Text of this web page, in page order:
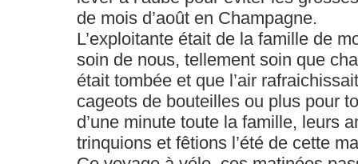
de mois d’août en Champagne.
L’exploitante était de la famille de
soin de nous, tellement soin que
était tombée et que l’air
cageots de bouteilles ou plus pour
d’une minute toute la famille, leurs
trinquions et fêtions l’été de cette